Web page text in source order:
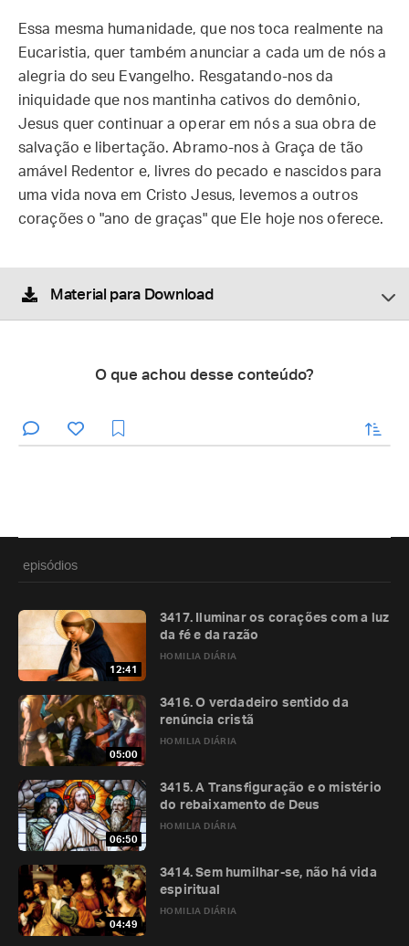
Essa mesma humanidade, que nos toca realmente na
Eucaristia, quer também anunciar a cada um de nós a
alegria do seu Evangelho. Resgatando-nos da
iniquidade que nos mantinha cativos do demônio,
Jesus quer continuar a operar em nós a sua obra de
salvação e libertação. Abramo-nos à Graça de tão
amável Redentor e, livres do pecado e nascidos para
uma vida nova em Cristo Jesus, levemos a outros
corações o "ano de graças" que Ele hoje nos oferece.
Material para Download
O que achou desse conteúdo?
enviar
episódios
12:41
HOMILIA DIÁRIA
3417. Iluminar os corações com a luz
da fé e da razão
05:00
HOMILIA DIÁRIA
3416. O verdadeiro sentido da
renúncia cristã
06:50
HOMILIA DIÁRIA
3415. A Transfiguração e o mistério
do rebaixamento de Deus
04:49
HOMILIA DIÁRIA
3414. Sem humilhar-se, não há vida
espiritual